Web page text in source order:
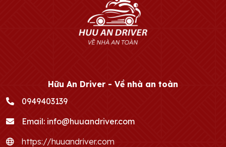
Hữu An Driver - Về nhà an toàn
0949403139
Email: info@huuandriver.com
https://huuandriver.com